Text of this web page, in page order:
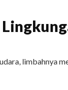
limbahnya